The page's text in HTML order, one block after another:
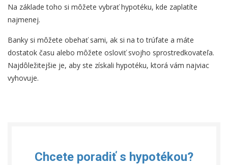
Na základe toho si môžete vybrať hypotéku, kde zaplatíte
najmenej.
Banky si môžete obehať sami, ak si na to trúfate a máte
dostatok času alebo môžete osloviť svojho sprostredkovateľa.
Najdôležitejšie je, aby ste získali hypotéku, ktorá vám najviac
vyhovuje.
Chcete poradiť s hypotékou?